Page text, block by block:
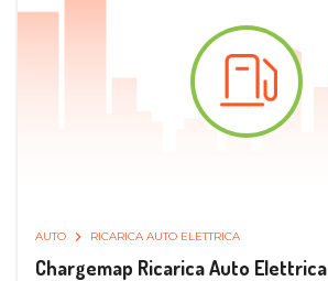
AUTO RICARICA AUTO ELETTRICA
Chargemap Ricarica Auto Elettrica